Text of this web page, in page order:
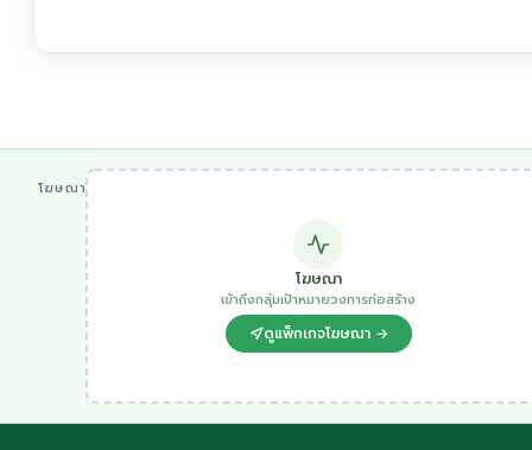
โฆษณา
โฆษณา
เข้าถึงกลุ่มเป้าหมายวงการก่อสร้าง
ดูแพ็กเกจโฆษณา →